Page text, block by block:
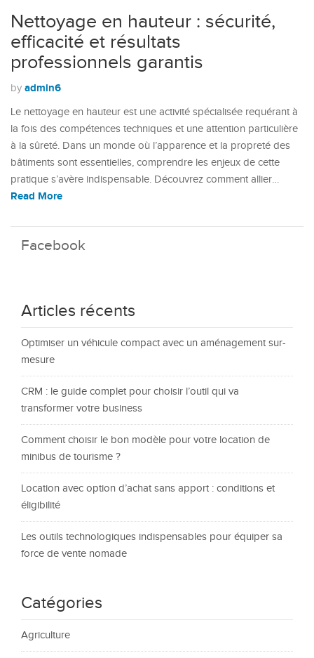
Nettoyage en hauteur : sécurité,
efficacité et résultats
professionnels garantis
by admin6
Le nettoyage en hauteur est une activité spécialisée requérant à
la fois des compétences techniques et une attention particulière
à la sûreté. Dans un monde où l’apparence et la propreté des
bâtiments sont essentielles, comprendre les enjeux de cette
pratique s’avère indispensable. Découvrez comment allier…
Read More
Facebook
Articles récents
Optimiser un véhicule compact avec un aménagement sur-
mesure
CRM : le guide complet pour choisir l’outil qui va
transformer votre business
Comment choisir le bon modèle pour votre location de
minibus de tourisme ?
Location avec option d’achat sans apport : conditions et
éligibilité
Les outils technologiques indispensables pour équiper sa
force de vente nomade
Catégories
Agriculture